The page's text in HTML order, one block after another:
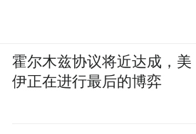
霍尔木兹协议将近达成，美
伊正在进行最后的博弈